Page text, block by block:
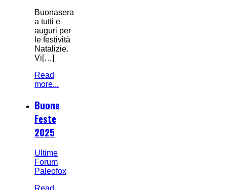
Buonasera
a tutti e
auguri per
le festività
Natalizie.
Vi[…]
Read
more...
Buone
Feste
2025
Ultime
Forum
Paleofox
Read